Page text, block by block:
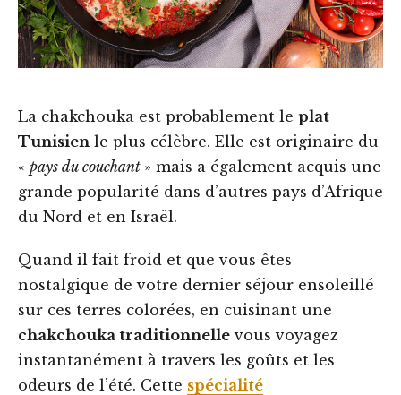
La chakchouka est probablement le plat
Tunisien le plus célèbre. Elle est originaire du
« pays du couchant » mais a également acquis une
grande popularité dans d’autres pays d’Afrique
du Nord et en Israël.
Quand il fait froid et que vous êtes
nostalgique de votre dernier séjour ensoleillé
sur ces terres colorées, en cuisinant une
chakchouka traditionnelle vous voyagez
instantanément à travers les goûts et les
odeurs de l’été. Cette spécialité